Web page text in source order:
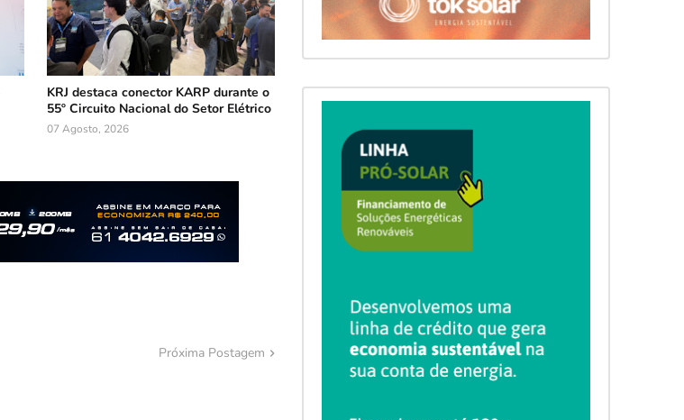
KRJ destaca conector KARP durante o
55º Circuito Nacional do Setor Elétrico
07 Agosto, 2026
Próxima Postagem